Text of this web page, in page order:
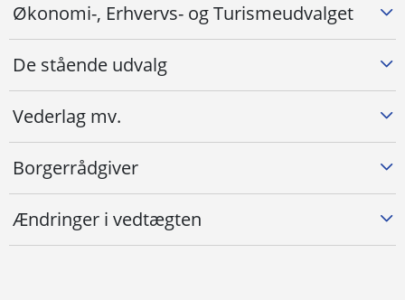
Økonomi-, Erhvervs- og Turismeudvalget
De stående udvalg
Vederlag mv.
Borgerrådgiver
Ændringer i vedtægten